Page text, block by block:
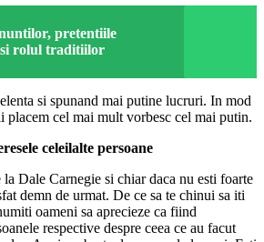
pretentiile
rolul traditiilor
si spunand mai putine lucruri. In mod
placem cel mai mult vorbesc cel mai putin.
celeilalte persoane
Dale Carnegie si chiar daca nu esti foarte
demn de urmat. De ce sa te chinui sa iti
oameni sa aprecieze ca fiind
respective despre ceea ce au facut